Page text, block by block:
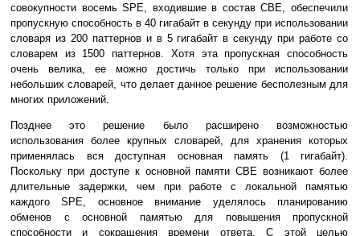
совокупности восемь SPE, входившие в состав CBE, обеспечили
пропускную способность в 40 гигабайт в секунду при использовании
словаря из 200 паттернов и в 5 гигабайт в секунду при работе со
словарем из 1500 паттернов. Хотя эта пропускная способность
очень велика, ее можно достичь только при использовании
небольших словарей, что делает данное решение бесполезным для
многих приложений.
Позднее это решение было расширено возможностью
использования более крупных словарей, для хранения которых
применялась вся доступная основная память (1 гигабайт).
Поскольку при доступе к основной памяти CBE возникают более
длительные задержки, чем при работе с локальной памятью
каждого SPE, основное внимание уделялось планированию
обменов с основной памятью для повышения пропускной
способности и сокращения времени ответа. С этой целью